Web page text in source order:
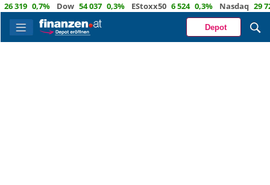
0,7% Dow 54 037 0,3% EStoxx50 6 524 0,3% Nasdaq 29 722
Depot